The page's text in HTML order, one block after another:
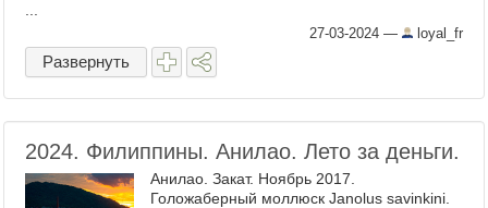
27-03-2024 — loyal_fr
Развернуть
2024. Филиппины. Анилао. Лето за деньги.
Анилао. Закат. Ноябрь 2017.
Голожаберный моллюск Janolus savinkini.